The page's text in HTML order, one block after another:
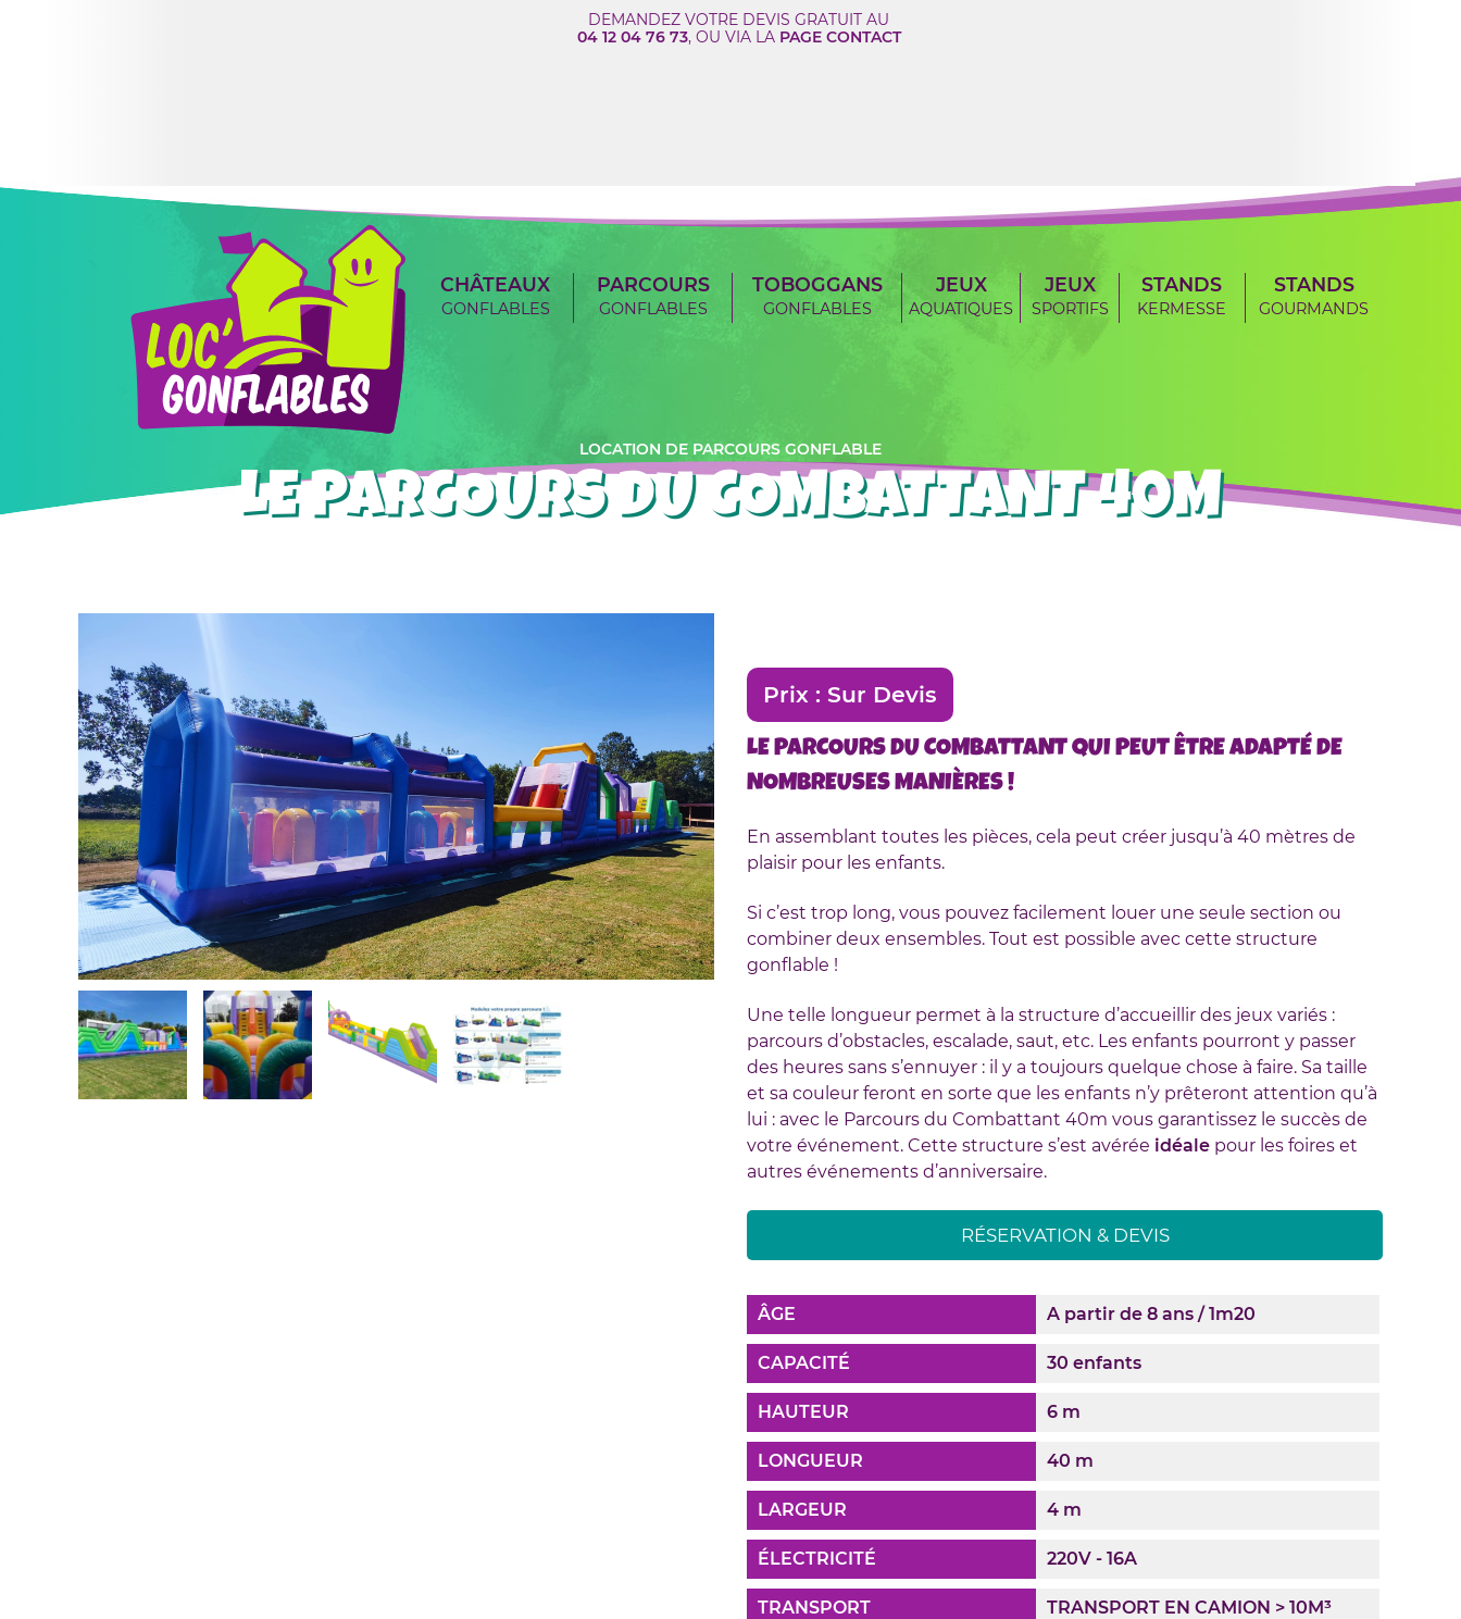
DEMANDEZ VOTRE DEVIS GRATUIT AU
04 12 04 76 73, OU VIA LA PAGE CONTACT
CHÂTEAUX
GONFLABLES
PARCOURS
GONFLABLES
TOBOGGANS
GONFLABLES
JEUX
AQUATIQUES
JEUX
SPORTIFS
STANDS
KERMESSE
STANDS
GOURMANDS
LOCATION DE PARCOURS GONFLABLE
LE PARCOURS DU COMBATTANT 40M
Prix : Sur Devis
LE PARCOURS DU COMBATTANT QUI PEUTÊTREADAPTÉDE
NOMBREUSESMANIÈRES !
En assemblant toutes les pièces, cela peut créer jusqu’à 40 mètres de
plaisir pour les enfants.
Si c’est trop long, vous pouvez facilement louer une seule section ou
combiner deux ensembles. Tout est possible avec cette structure
gonflable !
Une telle longueur permet à la structure d’accueillir des jeux variés :
parcours d’obstacles, escalade, saut, etc. Les enfants pourront y passer
des heures sans s’ennuyer : il y a toujours quelque chose à faire. Sa taille
et sa couleur feront en sorte que les enfants n’y prêteront attention qu’à
lui : avec le Parcours du Combattant 40m vous garantissez le succès de
votre événement. Cette structure s’est avérée idéale pour les foires et
autres événements d’anniversaire.
RÉSERVATION & DEVIS
ÂGE A partir de 8 ans / 1m20
CAPACITÉ 30 enfants
HAUTEUR 6 m
LONGUEUR 40 m
LARGEUR 4 m
ÉLECTRICITÉ 220V - 16A
TRANSPORT TRANSPORT EN CAMION > 10M³